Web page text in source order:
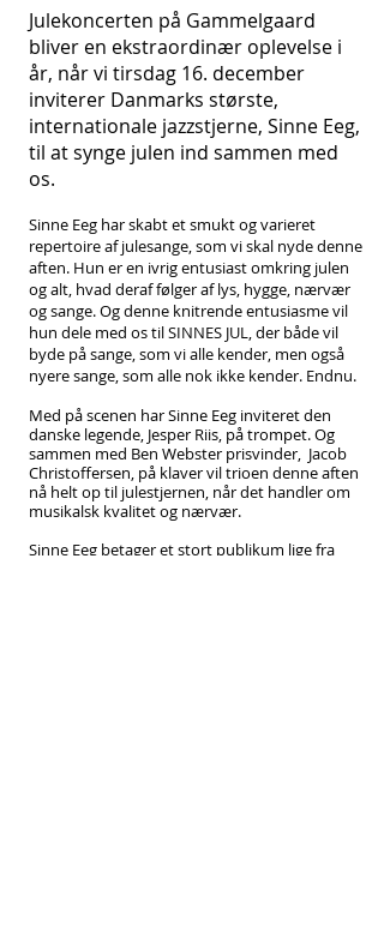
Julekoncerten på Gammelgaard
bliver en ekstraordinær oplevelse i
år, når vi tirsdag 16. december
inviterer Danmarks største,
internationale jazzstjerne, Sinne Eeg,
til at synge julen ind sammen med
os.
Sinne Eeg har skabt et smukt og varieret
repertoire af julesange, som vi skal nyde denne
aften. Hun er en ivrig entusiast omkring julen
og alt, hvad deraf følger af lys, hygge, nærvær
og sange. Og denne knitrende entusiasme vil
hun dele med os til SINNES JUL, der både vil
byde på sange, som vi alle kender, men også
nyere sange, som alle nok ikke kender. Endnu.
Med på scenen har Sinne Eeg inviteret den
danske legende, Jesper Riis, på trompet. Og
sammen med Ben Webster prisvinder, Jacob
Christoffersen, på klaver vil trioen denne aften
nå helt op til julestjernen, når det handler om
musikalsk kvalitet og nærvær.
Sinne Eeg betager et stort publikum lige fra